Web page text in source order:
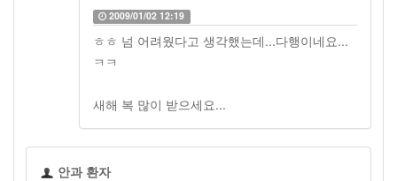
2009/01/02 12:19
ㅎㅎ 넘 어려웠다고 생각했는데...다행이네요...
ㅋㅋ
새해 복 많이 받으세요...
안과 환자